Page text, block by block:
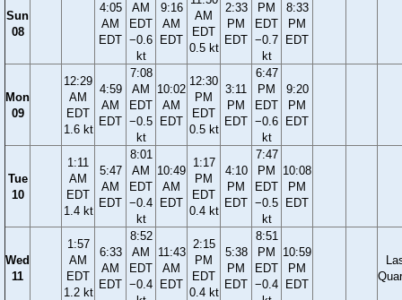
Sun
08
4:05
AM
EDT
AM
EDT
−0.6
kt
9:16
AM
EDT
AM
EDT
0.5 kt
2:33
PM
EDT
PM
EDT
−0.7
kt
8:33
PM
EDT
Mon
09
12:29
AM
EDT
1.6 kt
4:59
AM
EDT
7:08
AM
EDT
−0.5
kt
10:02
AM
EDT
12:30
PM
EDT
0.5 kt
3:11
PM
EDT
6:47
PM
EDT
−0.6
kt
9:20
PM
EDT
Tue
10
1:11
AM
EDT
1.4 kt
5:47
AM
EDT
8:01
AM
EDT
−0.4
kt
10:49
AM
EDT
1:17
PM
EDT
0.4 kt
4:10
PM
EDT
7:47
PM
EDT
−0.5
kt
10:08
PM
EDT
Wed
11
1:57
AM
EDT
1.2 kt
6:33
AM
EDT
8:52
AM
EDT
−0.4
11:43
AM
EDT
2:15
PM
EDT
0.4 kt
5:38
PM
EDT
8:51
PM
EDT
−0.4
10:59
PM
EDT